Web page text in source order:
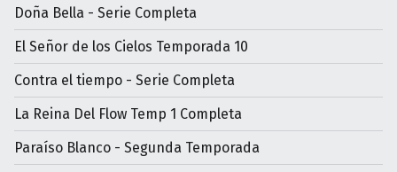
Doña Bella - Serie Completa
El Señor de los Cielos Temporada 10
Contra el tiempo - Serie Completa
La Reina Del Flow Temp 1 Completa
Paraíso Blanco - Segunda Temporada